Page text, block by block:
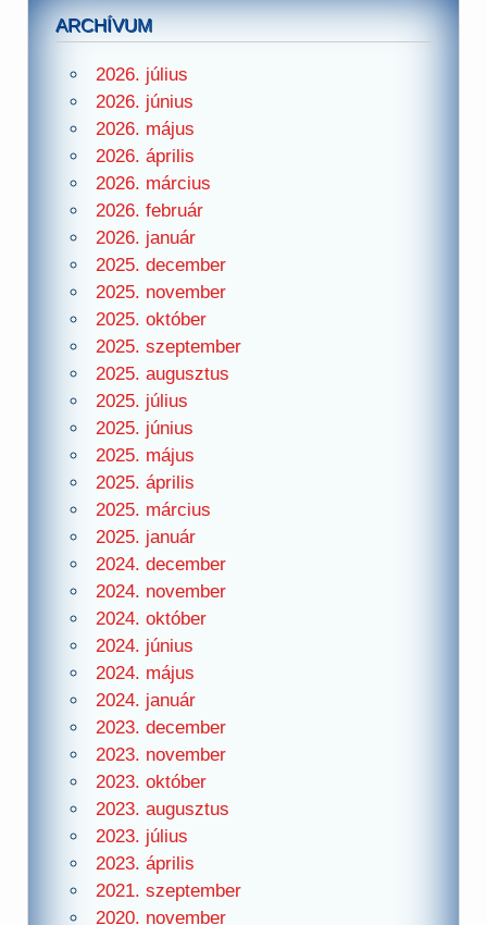
ARCHÍVUM
2026. július
2026. június
2026. május
2026. április
2026. március
2026. február
2026. január
2025. december
2025. november
2025. október
2025. szeptember
2025. augusztus
2025. július
2025. június
2025. május
2025. április
2025. március
2025. január
2024. december
2024. november
2024. október
2024. június
2024. május
2024. január
2023. december
2023. november
2023. október
2023. augusztus
2023. július
2023. április
2021. szeptember
2020. november